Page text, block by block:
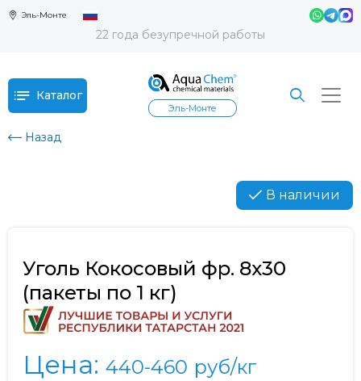
Эль-Монте
22 года безупречной работы
Каталог
Эль-Монте
Назад
В наличии
Уголь Кокосовый фр. 8х30
(пакеты по 1 кг)
Цена: 440-460 руб/кг